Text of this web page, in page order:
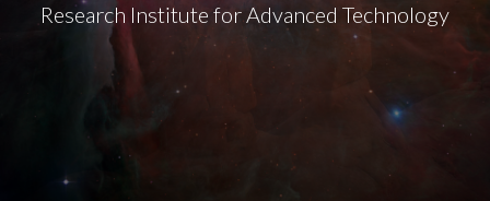
Research Institute for Advanced Technology